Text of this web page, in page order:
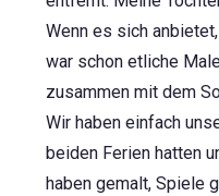
Wenn es sich
war schon etliche
zusammen mit dem
Wir haben einfach
beiden Ferien hatten
haben gemalt, Spiele